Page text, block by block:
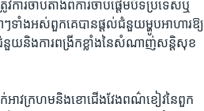
រចាប់​តាំង​ពី​ការ​ចាប់ផ្តើម​បិទ​ប្រទេស​ឬ
ៗ​ទាំង​អស់ពួក​គេ​បានផ្តល់ជំនួយ​ម្ហូប​អាហារ​ឱ្យ​
ជំនួយ​និង​ការពង្រីកខ្លាំង​នៃសំណាញ់​សន្តិសុខ​
ាវក្រហម​និងខោជើង​វែងពណ៌ខៀវ​នៃពួក​